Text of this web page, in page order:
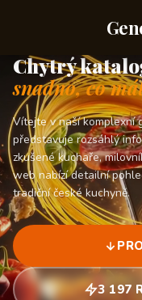
Chytrý
snadno, co
Vítejte v naší komplexní
představuje rozsáhlý
zkušené kuchaře,
web nabízí detailní
tradiční české kuchyně.
3 197